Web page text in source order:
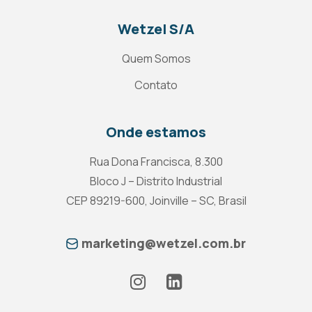
Wetzel S/A
Quem Somos
Contato
Onde estamos
Rua Dona Francisca, 8.300
Bloco J – Distrito Industrial
CEP 89219-600, Joinville – SC, Brasil
marketing@wetzel.com.br